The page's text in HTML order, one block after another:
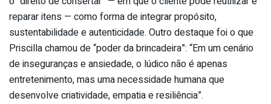
reparar itens — como forma de integrar propósito,
sustentabilidade e autenticidade. Outro destaque foi o que
Priscilla chamou de “poder da brincadeira”: “Em um cenário
de inseguranças e ansiedade, o lúdico não é apenas
entretenimento, mas uma necessidade humana que
desenvolve criatividade, empatia e resiliência”.